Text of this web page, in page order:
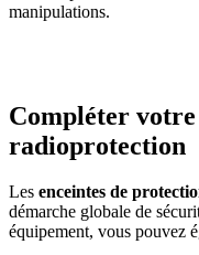
manipulations.
Compléter
radioprotection
Les enceintes de
démarche globale de
équipement, vous pouvez